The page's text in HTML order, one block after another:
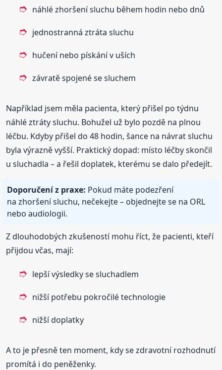
náhlé zhoršení sluchu během hodin nebo dnů
jednostranná ztráta sluchu
hučení nebo pískání v uších
závratě spojené se sluchem
Například jsem měla pacienta, který přišel po týdnu
náhlé ztráty sluchu. Bohužel už bylo pozdě na plnou
léčbu. Kdyby přišel do 48 hodin, šance na návrat sluchu
byla výrazně vyšší. Praktický dopad: místo léčby skončil
u sluchadla – a řešil doplatek, kterému se dalo předejít.
Doporučení z praxe: Pokud máte podezření
na zhoršení sluchu, nečekejte – objednejte se na ORL
nebo audiologii.
Z dlouhodobých zkušeností mohu říct, že pacienti, kteří
přijdou včas, mají:
lepší výsledky se sluchadlem
nižší potřebu pokročilé technologie
nižší doplatky
A to je přesně ten moment, kdy se zdravotní rozhodnutí
promítá i do peněženky.